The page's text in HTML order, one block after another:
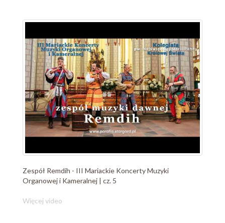
Zespół Remdih - III Mariackie Koncerty Muzyki
Organowej i Kameralnej | cz. 5
Więcej video